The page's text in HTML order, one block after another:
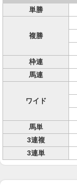
単勝
複勝
枠連
馬連
ワイド
馬単
3連複
3連単